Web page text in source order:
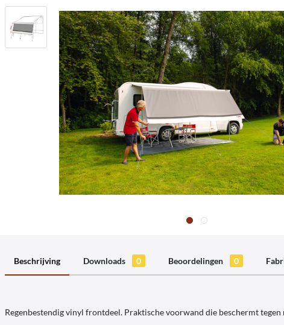
Beschrijving Downloads 0 Beoordelingen 0
Regenbestendig vinyl frontdeel. Praktische voorwand die beschermt